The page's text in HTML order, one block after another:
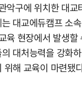
악구에 위치한 대교
대교에듀캠프 소
육 현장에서 발생할
대처능력을 강화
위해 교육이 마련됐